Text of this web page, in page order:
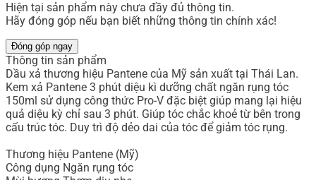
Hiện tại sản phẩm này chưa đầy đủ thông tin.
Hãy đóng góp nếu bạn biết những thông tin chính xác!
Đóng góp ngay
Thông tin sản phẩm
Dầu xả thương hiệu Pantene của Mỹ sản xuất tại Thái Lan.
Kem xả Pantene 3 phút diệu kì dưỡng chất ngăn rụng tóc
150ml sử dụng công thức Pro-V đặc biệt giúp mang lại hiệu
quả diệu kỳ chỉ sau 3 phút. Giúp tóc chắc khoẻ từ bên trong
cấu trúc tóc. Duy trì độ dẻo dai của tóc để giảm tóc rụng.
Thương hiệu Pantene (Mỹ)
Công dụng Ngăn rụng tóc